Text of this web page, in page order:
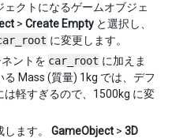
クトになるゲームオブジェ
> Create Empty と選択し、
に変更します。
ントを car_root に加えま
Mass (質量) 1kg では、デフ
は軽すぎるので、1500kg に変
ます。 GameObject > 3D